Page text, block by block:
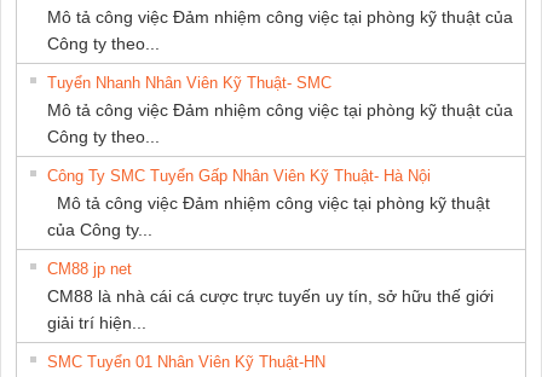
Mô tả công việc Đảm nhiệm công việc tại phòng kỹ thuật của
Công ty theo...
Tuyển Nhanh Nhân Viên Kỹ Thuật- SMC
Mô tả công việc Đảm nhiệm công việc tại phòng kỹ thuật của
Công ty theo...
Công Ty SMC Tuyển Gấp Nhân Viên Kỹ Thuật- Hà Nội
Mô tả công việc Đảm nhiệm công việc tại phòng kỹ thuật
của Công ty...
CM88 jp net
CM88 là nhà cái cá cược trực tuyến uy tín, sở hữu thế giới
giải trí hiện...
SMC Tuyển 01 Nhân Viên Kỹ Thuật-HN